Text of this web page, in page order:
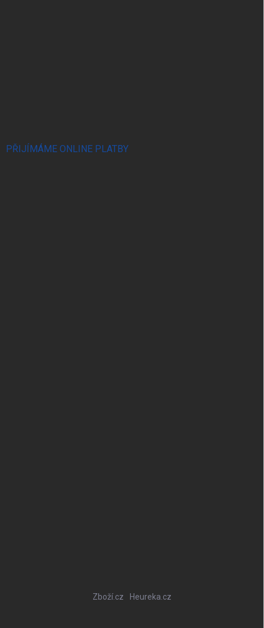
PŘIJÍMÁME ONLINE PLATBY
Zboží.cz Heureka.cz